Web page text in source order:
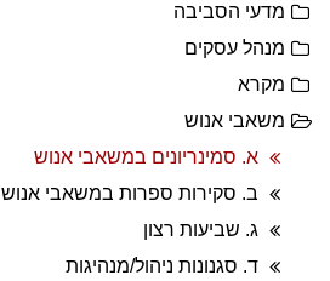
מדעי הסביבה
מנהל עסקים
מקרא
משאבי אנוש
א. סמינריונים במשאבי אנוש
ב. סקירות ספרות במשאבי אנוש
ג. שביעות רצון
ד. סגנונות ניהול/מנהיגות